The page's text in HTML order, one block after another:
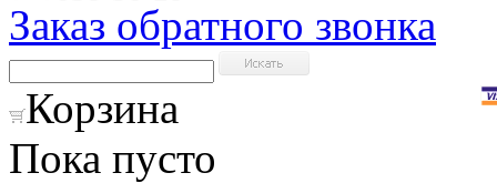
Заказ обратного звонка
Корзина
Пока пусто